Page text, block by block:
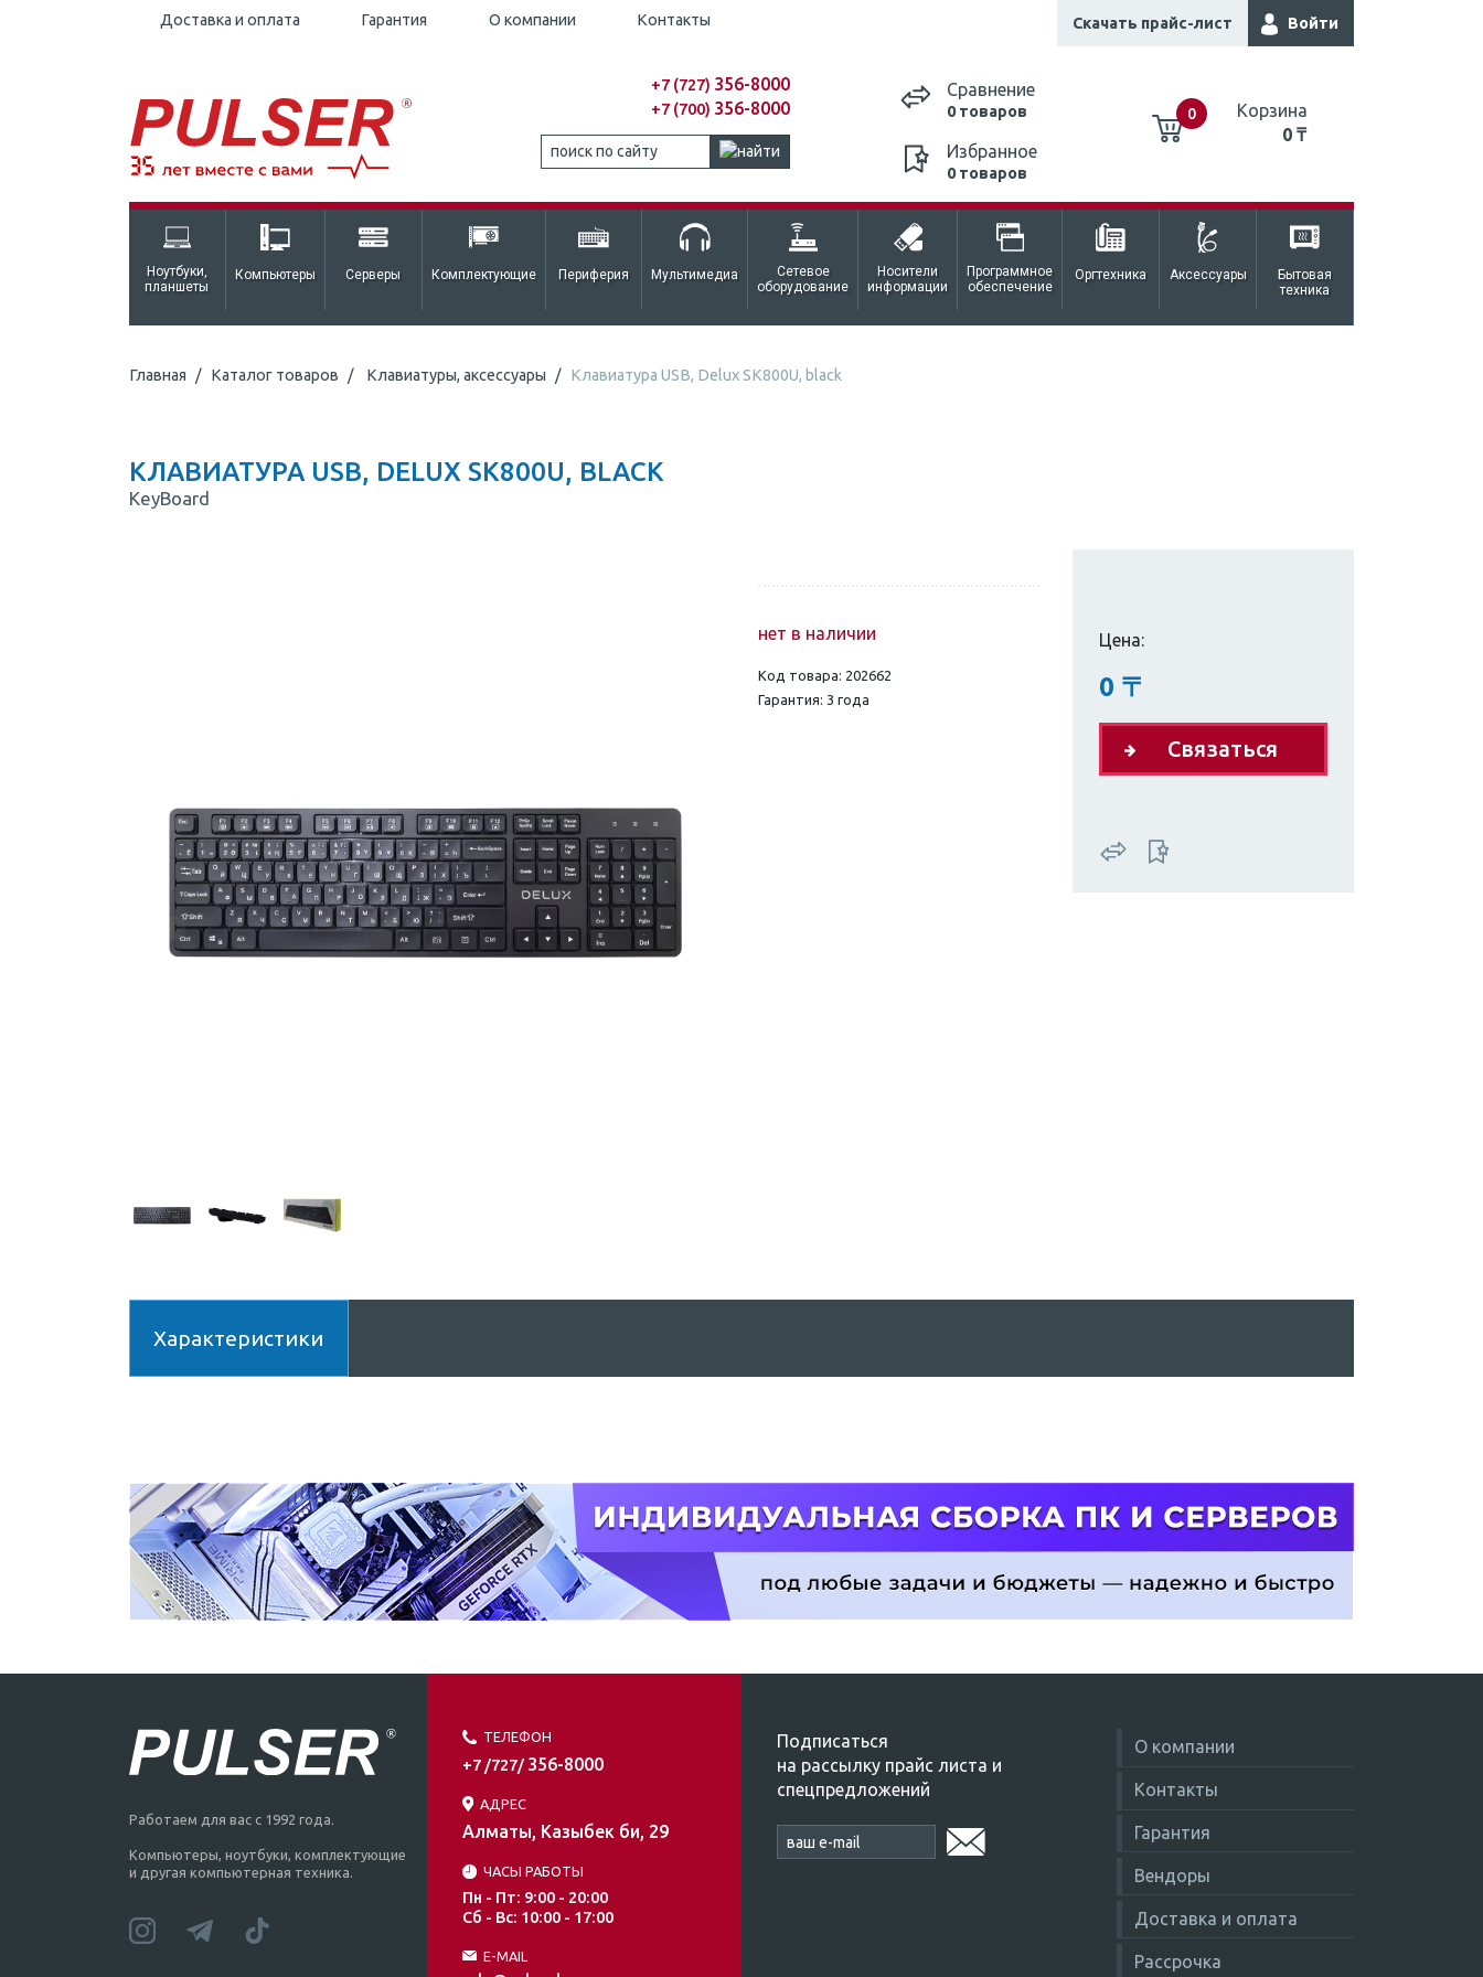
Доставка и оплата Гарантия О компании Контакты Скачать прайс-лист Войти
+7 (727) 356-8000
+7 (700) 356-8000
Сравнение
0 товаров
Избранное
0 товаров
0
Корзина
0 ₸
0 ₸
Ноутбуки,
планшеты
Компьютеры Серверы Комплектующие Периферия Мультимедиа
Сетевое
оборудование
Носители
информации
Программное
обеспечение
Оргтехника Аксессуары
Бытовая
техника
Главная Каталог товаров Клавиатуры, аксессуары Клавиатура USB, Delux SK800U, black
КЛАВИАТУРА USB, DELUX SK800U, BLACK
KeyBoard
нет в наличии
Код товара: 202662
Гарантия: 3 года
Цена:
0 〒
Связаться
Характеристики
Работаем для вас с 1992 года.
Компьютеры, ноутбуки, комплектующие
и другая компьютерная техника.
ТЕЛЕФОН
+7 /727/ 356-8000
АДРЕС
Алматы, Казыбек би, 29
ЧАСЫ РАБОТЫ
Пн - Пт: 9:00 - 20:00
Сб - Вс: 10:00 - 17:00
E-MAIL
Подписаться
на рассылку прайс листа и
спецпредложений
О компании
Контакты
Гарантия
Вендоры
Доставка и оплата
Рассрочка